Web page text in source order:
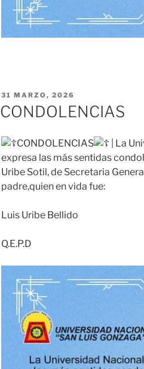
PUBLICADO
EL
31 MARZO, 2026
CONDOLENCIAS
CONDOLENCIAS
| La
expresa las más sentidas
Uribe Sotil, de Secretaria
padre,quien en vida fue:
Luis Uribe Bellido
Q.E.P.D